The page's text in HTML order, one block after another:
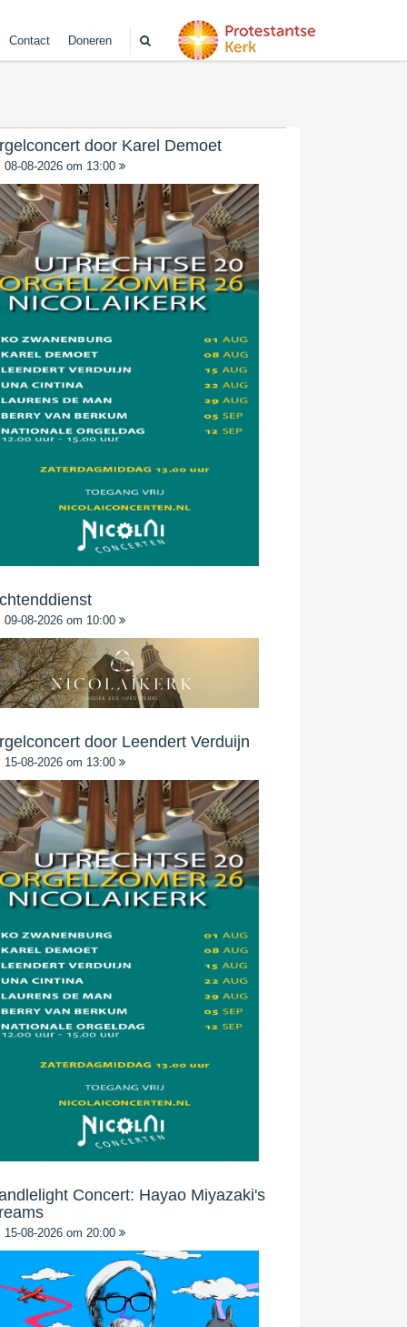
Contact Doneren
door Karel Demoet
08-08-2026 om 13:00
09-08-2026 om 10:00
door Leendert Verduijn
15-08-2026 om 13:00
Concert: Hayao Miyazaki's
15-08-2026 om 20:00